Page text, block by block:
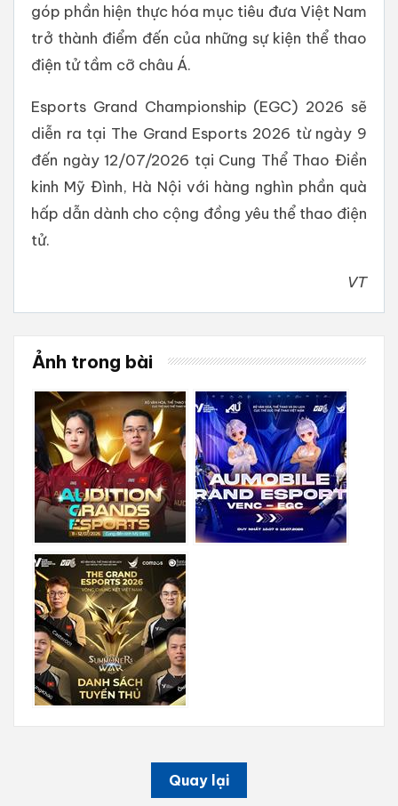
góp phần hiện thực hóa mục tiêu đưa Việt Nam
trở thành điểm đến của những sự kiện thể thao
điện tử tầm cỡ châu Á.
Esports Grand Championship (EGC) 2026 sẽ
diễn ra tại The Grand Esports 2026 từ ngày 9
đến ngày 12/07/2026 tại Cung Thể Thao Điền
kinh Mỹ Đình, Hà Nội với hàng nghìn phần quà
hấp dẫn dành cho cộng đồng yêu thể thao điện
tử.
VT
Ảnh trong bài
Quay lại